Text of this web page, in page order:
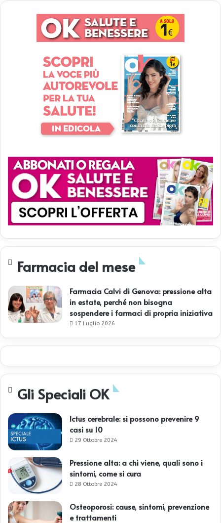
Farmacia del mese
Farmacia Calvi di Genova: pressione alta
in estate, perché non bisogna
sospendere i farmaci di propria iniziativa
17 Luglio 2026
Gli Speciali OK
Ictus cerebrale: si possono prevenire 9
casi su 10
29 Ottobre 2024
Pressione alta: a chi viene, quali sono i
sintomi, come si cura
28 Ottobre 2024
Osteoporosi: cause, sintomi, prevenzione
e trattamenti